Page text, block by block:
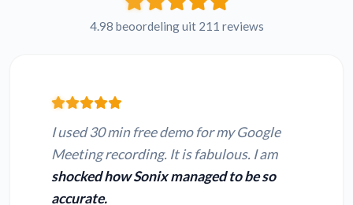
Frans M2V naar
Russisch M2V naar
tekst
MP4 naar tekst
4.98 beoordeling uit 211 reviews
I used 30 min free demo for my Google
Meeting recording. It is fabulous. I am
shocked how Sonix managed to be so
accurate.